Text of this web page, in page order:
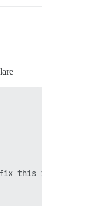
fix this issue